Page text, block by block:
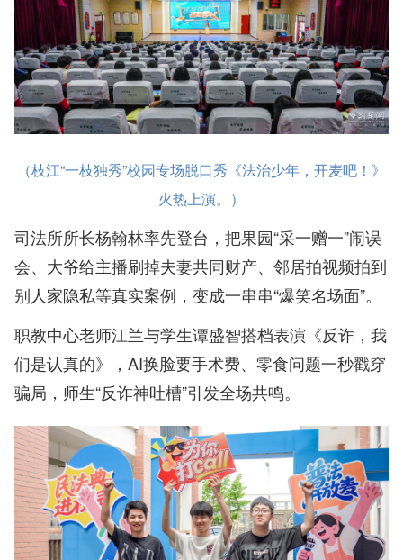
（枝江“一枝独秀”校园专场脱口秀《法治少年，开麦吧！》
火热上演。）
司法所所长杨翰林率先登台，把果园“采一赠一”闹误
会、大爷给主播刷掉夫妻共同财产、邻居拍视频拍到
别人家隐私等真实案例，变成一串串“爆笑名场面”。
职教中心老师江兰与学生谭盛智搭档表演《反诈，我
们是认真的》，AI换脸要手术费、零食问题一秒戳穿
骗局，师生“反诈神吐槽”引发全场共鸣。